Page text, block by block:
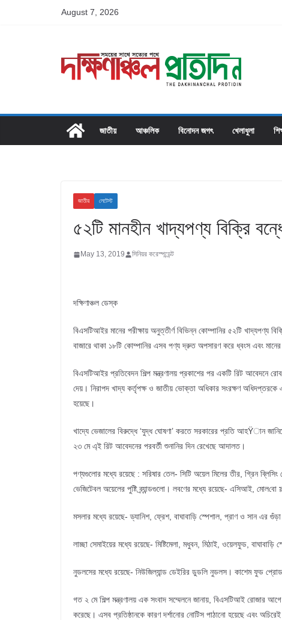
August 7, 2026
জাতীয় আঞ্চলিক বিনোদন জগৎ খেলাধুলা
জাতীয় লেটেস্ট
৫২টি মানহীন খাদ্যপণ্য বিক্রি
May 13, 2019 সিনিয়র করেস্পন্ডেন্ট
দক্ষিণাঞ্চল ডেস্ক
বিএসটিআইর মানের পরীক্ষায় অনুত্তীর্ণ বিভিন্ন কোম্পানির ৫২টি খাদ্যপণ্য
বাজারে থাকা ১৮টি কোম্পানির এসব পণ্য দ্রুত অপসারণ করে ধ্বংস এবং মানের
বিএসটিআইর প্রতিবেদন শিল্প মন্ত্রণালয় প্রকাশের পর একটি রিট আবেদনে
দেয়। নিরাপদ খাদ্য কর্তৃপক্ষ ও জাতীয় ভোক্তা অধিকার সংরক্ষণ অধিদপ্তরকে
হয়েছে।
খাদ্যে ভেজালের বিরুদ্ধে ‘যুদ্ধ ঘোষণা’ করতে সরকারের প্রতি আহŸান
২৩ মে এ্ই রিট আবেদনের পরবর্তী শুনানির দিন রেখেছে আদালত।
পণ্যগুলোর মধ্যে রয়েছে : সরিষার তেল- সিটি অয়েল মিলের তীর, গ্রিন
ভেজিটেবল অয়েলের পুষ্টি ব্র্যান্ডগুলো। লবণের মধ্যে রয়েছে- এসিআই, মোল­বো
মসলার মধ্যে রয়েছে- ড্যানিশ, ফ্রেশ, বাঘাবাড়ি স্পেশাল, প্রাণ ও সান এর
লাচ্ছা সেমাইয়ের মধ্যে রয়েছে- মিষ্টিমেলা, মধুবন, মিঠাই, ওয়েলফুড,
নুডলসের মধ্যে রয়েছে- নিউজিল্যান্ড ডেইরির ডুডলি নুডলস। কাশেম ফুড
গত ২ মে শিল্প মন্ত্রণালয় এক সংবাদ সম্মেলনে জানায়, বিএসটিআই রোজার আগে
করেছে। এসব প্রতিষ্ঠানকে কারণ দর্শানোর নোটিস পাঠানো হয়েছে এবং